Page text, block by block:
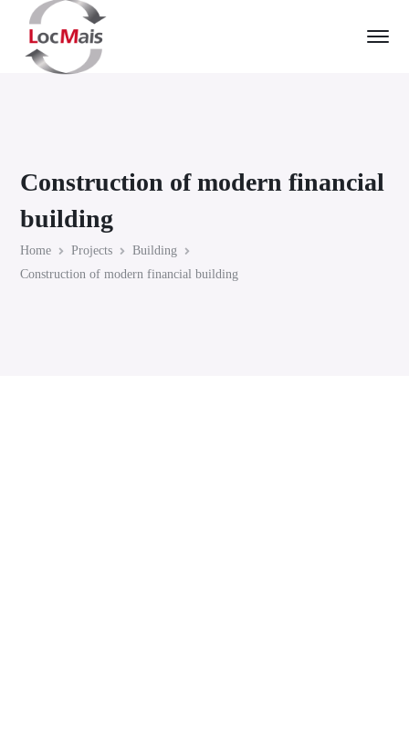
Construction of modern financial
building
Home Projects
Building
Construction of modern financial building